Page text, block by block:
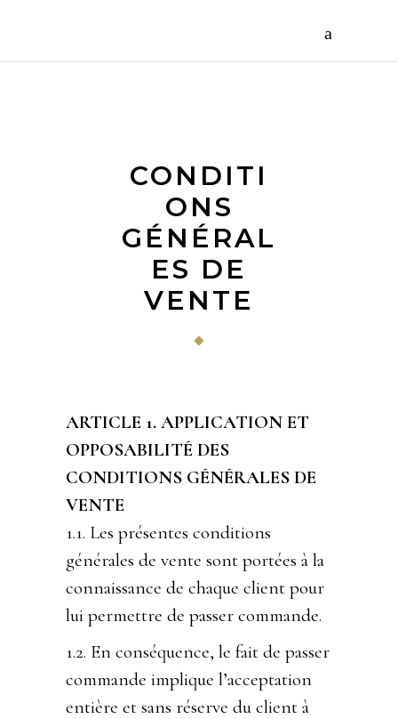
CONDITI
ONS
GÉNÉRAL
ES DE
VENTE
ARTICLE 1. APPLICATION ET
OPPOSABILITÉ DES
CONDITIONS GÉNÉRALES DE
VENTE
1.1. Les présentes conditions
générales de vente sont portées à la
connaissance de chaque client pour
lui permettre de passer commande.
1.2. En conséquence, le fait de passer
commande implique l’acceptation
entière et sans réserve du client à